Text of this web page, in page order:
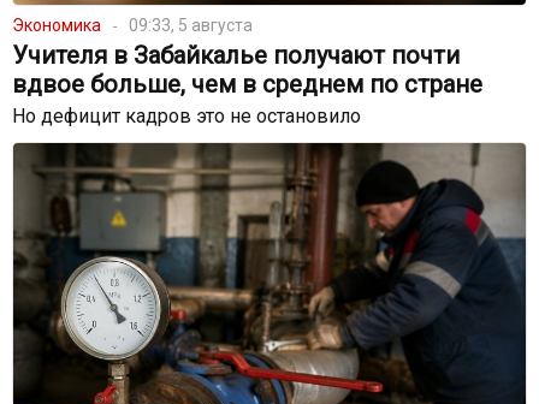
Экономика 09:33, 5 августа
Учителя в Забайкалье получают почти
вдвое больше, чем в среднем по стране
Но дефицит кадров это не остановило